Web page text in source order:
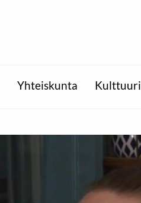
Yhteiskunta Kulttuuri